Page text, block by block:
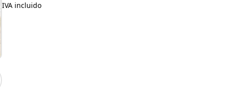
IVA incluido